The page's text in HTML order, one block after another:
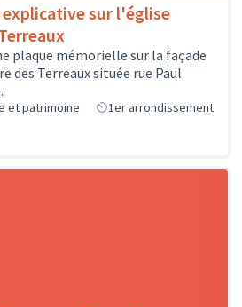
explicative sur l'église
plaque mémorielle sur la façade
des Terreaux située rue Paul
et patrimoine 1er arrondissement